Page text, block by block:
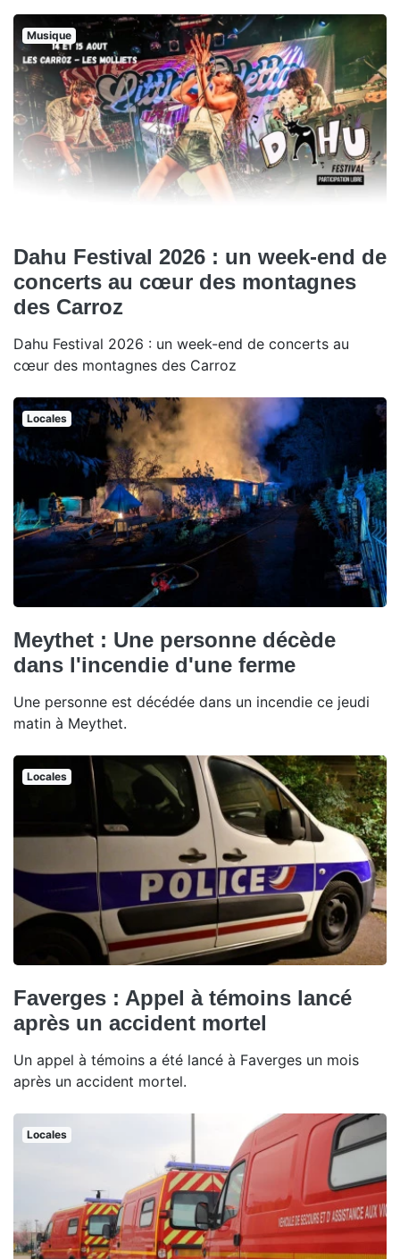
Musique
Dahu Festival 2026 : un week-end de
concerts au cœur des montagnes
des Carroz
Dahu Festival 2026 : un week-end de concerts au
cœur des montagnes des Carroz
Locales
Meythet : Une personne décède
dans l'incendie d'une ferme
Une personne est décédée dans un incendie ce jeudi
matin à Meythet.
Locales
Faverges : Appel à témoins lancé
après un accident mortel
Un appel à témoins a été lancé à Faverges un mois
après un accident mortel.
Locales